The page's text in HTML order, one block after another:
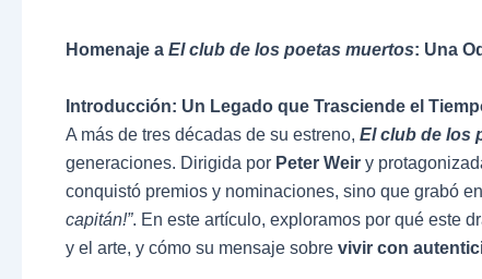
Homenaje a El club de los poetas muertos: Una
Introducción: Un Legado que Trasciende el
A más de tres décadas de su estreno, El club de los
generaciones. Dirigida por Peter Weir y
conquistó premios y nominaciones, sino que grabó
capitán!”. En este artículo, exploramos por qué este
y el arte, y cómo su mensaje sobre vivir con